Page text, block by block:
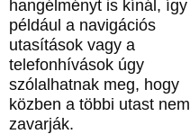
hangélményt is kínál, így
például a navigációs
utasítások vagy a
telefonhívások úgy
szólalhatnak meg, hogy
közben a többi utast nem
zavarják.